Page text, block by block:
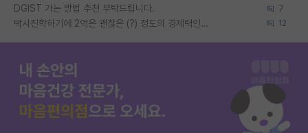
DGIST 가는 방법 추천 부탁드립니다. 7
박사진학하기에 2억은 괜찮은 (?) 정도의 경제력인가요 12